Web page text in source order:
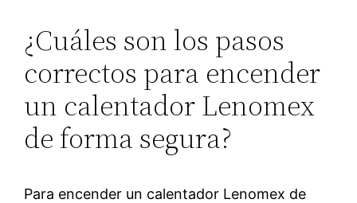
¿Cuáles son los pasos
correctos para encender
un calentador Lenomex
de forma segura?
Para encender un calentador Lenomex de